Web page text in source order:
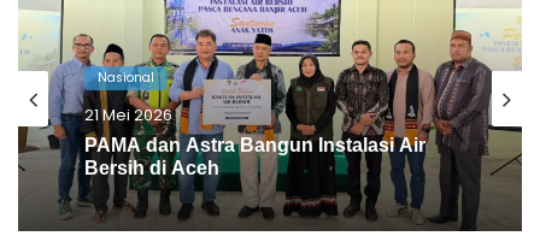
Nasional
15 Mei 2026
Viral! Anggota DPRD Jember Main
Game & Merokok Saat Rapat Kesehatan